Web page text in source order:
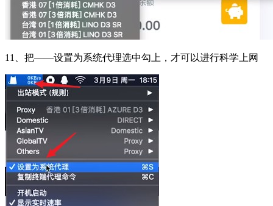
11、把——设置为系统代理选中勾上，才可以进行科学上网